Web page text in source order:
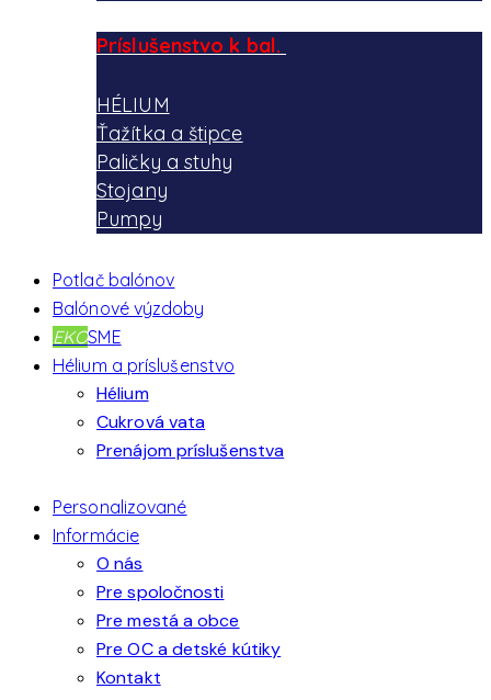
Príslušenstvo k bal.
HÉLIUM
Ťažítka a štipce
Paličky a stuhy
Stojany
Pumpy
Potlač balónov
Balónové výzdoby
EKOSME
Hélium a príslušenstvo
Hélium
Cukrová vata
Prenájom príslušenstva
Personalizované
Informácie
O nás
Pre spoločnosti
Pre mestá a obce
Pre OC a detské kútiky
Kontakt